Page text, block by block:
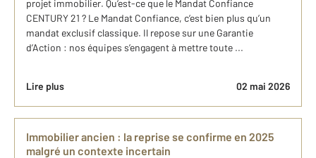
projet immobilier. Qu’est-ce que le Mandat Confiance
CENTURY 21 ? Le Mandat Confiance, c’est bien plus qu’un
mandat exclusif classique. Il repose sur une Garantie
d’Action : nos équipes s’engagent à mettre toute ...
Lire plus 02 mai 2026
Immobilier ancien : la reprise se confirme en 2025
malgré un contexte incertain